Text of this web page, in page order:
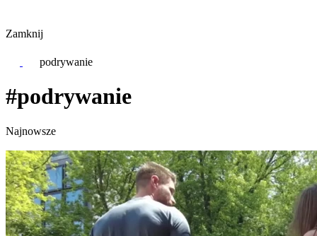
Zamknij
podrywanie
#podrywanie
Najnowsze